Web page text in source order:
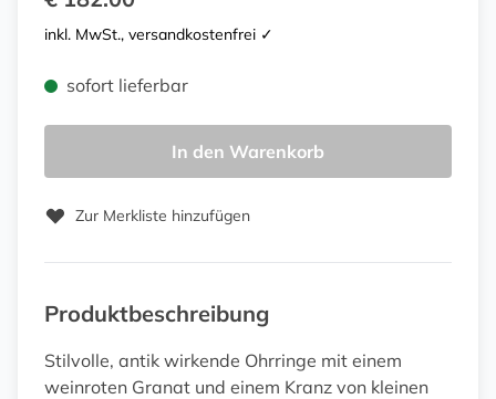
inkl. MwSt., versandkostenfrei ✓
sofort lieferbar
In den Warenkorb
Zur Merkliste hinzufügen
Produktbeschreibung
Stilvolle, antik wirkende Ohrringe mit einem
weinroten Granat und einem Kranz von kleinen